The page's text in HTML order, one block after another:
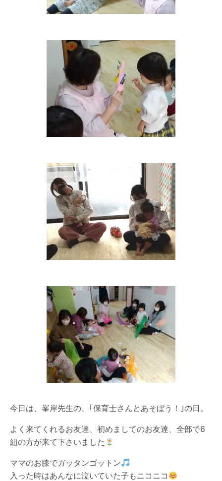
今日は、峯岸先生の、｢保育士さんとあそぼう！｣の日。
よく来てくれるお友達、初めましてのお友達、全部で6
組の方が来て下さいました
ママのお膝でガッタンゴットン
入った時はあんなに泣いていた子もニコニコ